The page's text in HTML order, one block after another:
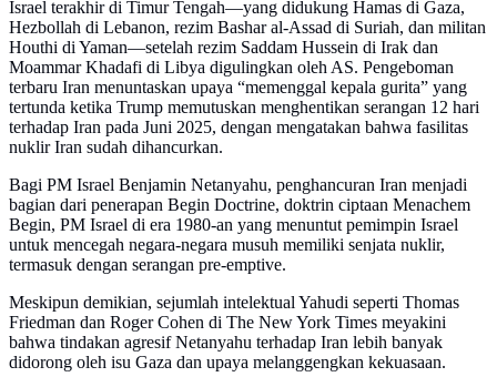
Israel terakhir di Timur Tengah—yang didukung Hamas di Gaza,
Hezbollah di Lebanon, rezim Bashar al-Assad di Suriah, dan militan
Houthi di Yaman—setelah rezim Saddam Hussein di Irak dan
Moammar Khadafi di Libya digulingkan oleh AS. Pengeboman
terbaru Iran menuntaskan upaya “memenggal kepala gurita” yang
tertunda ketika Trump memutuskan menghentikan serangan 12 hari
terhadap Iran pada Juni 2025, dengan mengatakan bahwa fasilitas
nuklir Iran sudah dihancurkan.
Bagi PM Israel Benjamin Netanyahu, penghancuran Iran menjadi
bagian dari penerapan Begin Doctrine, doktrin ciptaan Menachem
Begin, PM Israel di era 1980-an yang menuntut pemimpin Israel
untuk mencegah negara-negara musuh memiliki senjata nuklir,
termasuk dengan serangan pre-emptive.
Meskipun demikian, sejumlah intelektual Yahudi seperti Thomas
Friedman dan Roger Cohen di The New York Times meyakini
bahwa tindakan agresif Netanyahu terhadap Iran lebih banyak
didorong oleh isu Gaza dan upaya melanggengkan kekuasaan.